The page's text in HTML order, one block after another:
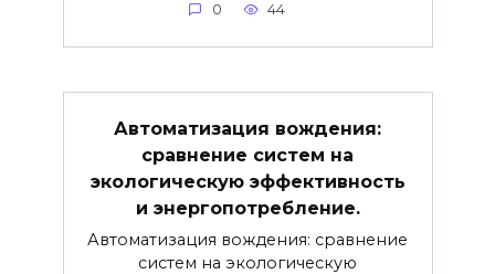
0 44
Автоматизация вождения:
сравнение систем на
экологическую эффективность
и энергопотребление.
Автоматизация вождения: сравнение
систем на экологическую